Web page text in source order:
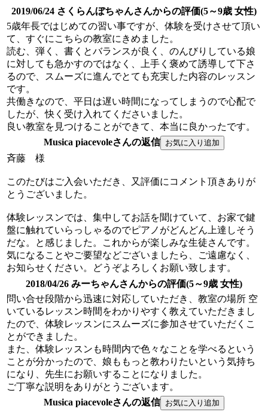
2019/06/24 さくらんぼちゃんさんからの評価(5～9歳 女性)
5歳年長ではじめての習い事ですが、体験を受けさせて頂い
て、すぐにこちらの教室にきめました。
読む、弾く、書くとバランスが良く、のんびりしている娘
に対しても急かすのではなく、上手く褒めて誘導して下さ
るので、スムーズに進んでとても充実した内容のレッスン
です。
共働きなので、平日は遅い時間になってしまうので心配で
したが、快く受け入れてくださいました。
良い教室を見つけることができて、本当に良かったです。
Musica piacevoleさんの返信
斉藤 様
このたびはご入会いただき、又評価にコメント頂きありが
とうございました。
体験レッスンでは、集中してお話を聞けていて、お家で鍵
盤に触れていらっしゃるのでピアノがどんどん上達しそう
だな。と感じました。これからが楽しみな生徒さんです。
気になることやご要望などございましたら、ご遠慮なく、
お知らせください。どうぞよろしくお願い致します。
2018/04/26 みーちゃんさんからの評価(5～9歳 女性)
問い合せ段階から迅速に対応していただき、教室の場所 空
いているレッスン時間をわかりやすく教えていただきまし
たので、体験レッスンにスムーズに参加させていただくこ
とができました。
また、体験レッスンも時間内で色々なことを学べるという
ことが分かったので、娘ももっと教わりたいという気持ち
になり、先生にお願いすることになりました。
ご丁寧な説明をありがとうございます。
Musica piacevoleさんの返信